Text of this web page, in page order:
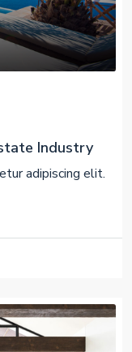
Industry
adipiscing elit.